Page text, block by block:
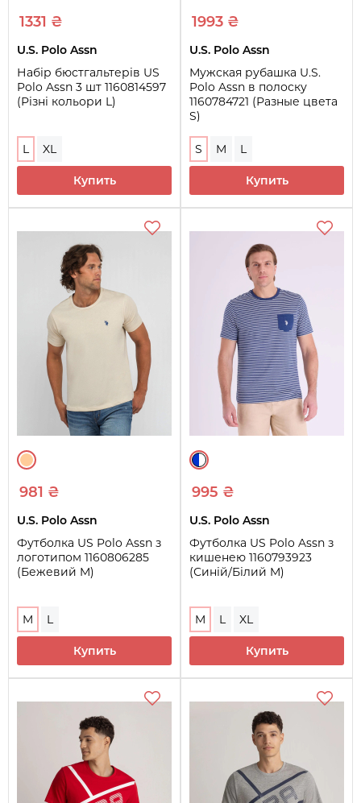
1331 ₴
U.S. Polo Assn
Набір бюстгальтерів US
Polo Assn 3 шт 1160814597
(Різні кольори L)
L XL
Купить
1993 ₴
U.S. Polo Assn
Мужская рубашка U.S.
Polo Assn в полоску
1160784721 (Разные цвета
S)
S M L
Купить
981 ₴
U.S. Polo Assn
Футболка US Polo Assn з
логотипом 1160806285
(Бежевий M)
M L
Купить
995 ₴
U.S. Polo Assn
Футболка US Polo Assn з
кишенею 1160793923
(Синій/Білий M)
M L XL
Купить